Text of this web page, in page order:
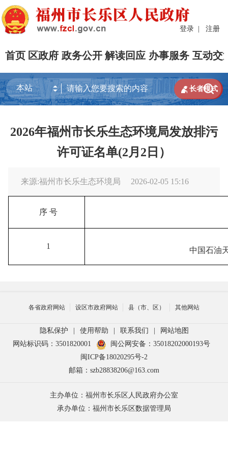
登录 | 注册
首页 区政府 政务公开 解读回应 办事服务 互动交

 长者模式
2026年福州市长乐生态环境局发放排污
许可证名单(2月2日）
来源:福州市长乐生态环境局 2026-02-05 15:16
序 号
1 中国石油
各省政府网站 设区市政府网站 县（市、区） 其他网站
隐私保护 使用帮助 联系我们
网站地图
网站标识码：3501820001
闽公网安备：35018202000193号
闽ICP备18020295号-2
邮箱：szb28838206@163.com
主办单位：福州市长乐区人民政府办公室
承办单位：福州市长乐区数据管理局